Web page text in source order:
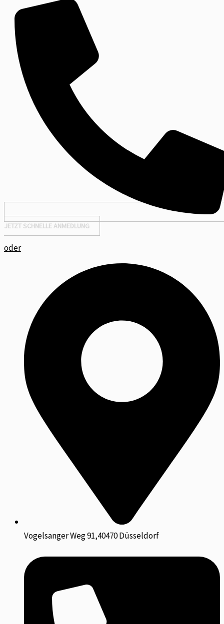
JETZT SCHNELLE ANMEDLUNG
oder
Vogelsanger Weg 91,40470 Düsseldorf